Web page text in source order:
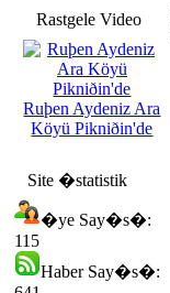
Rastgele Video
Ruþen Aydeniz Ara
Köyü Pikniðin'de
Site �statistik
�ye Say�s�:
115
Haber Say�s�: